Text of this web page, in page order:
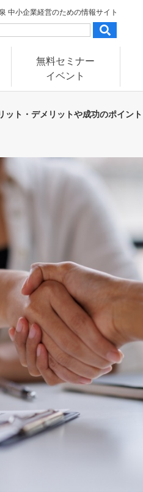
中小企業経営のための情報サイト
無料セミナー
イベント
ット・デメリットや成功のポイン